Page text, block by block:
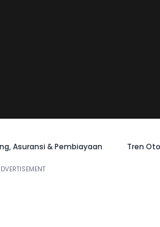
Asuransi & Pembiayaan Tren